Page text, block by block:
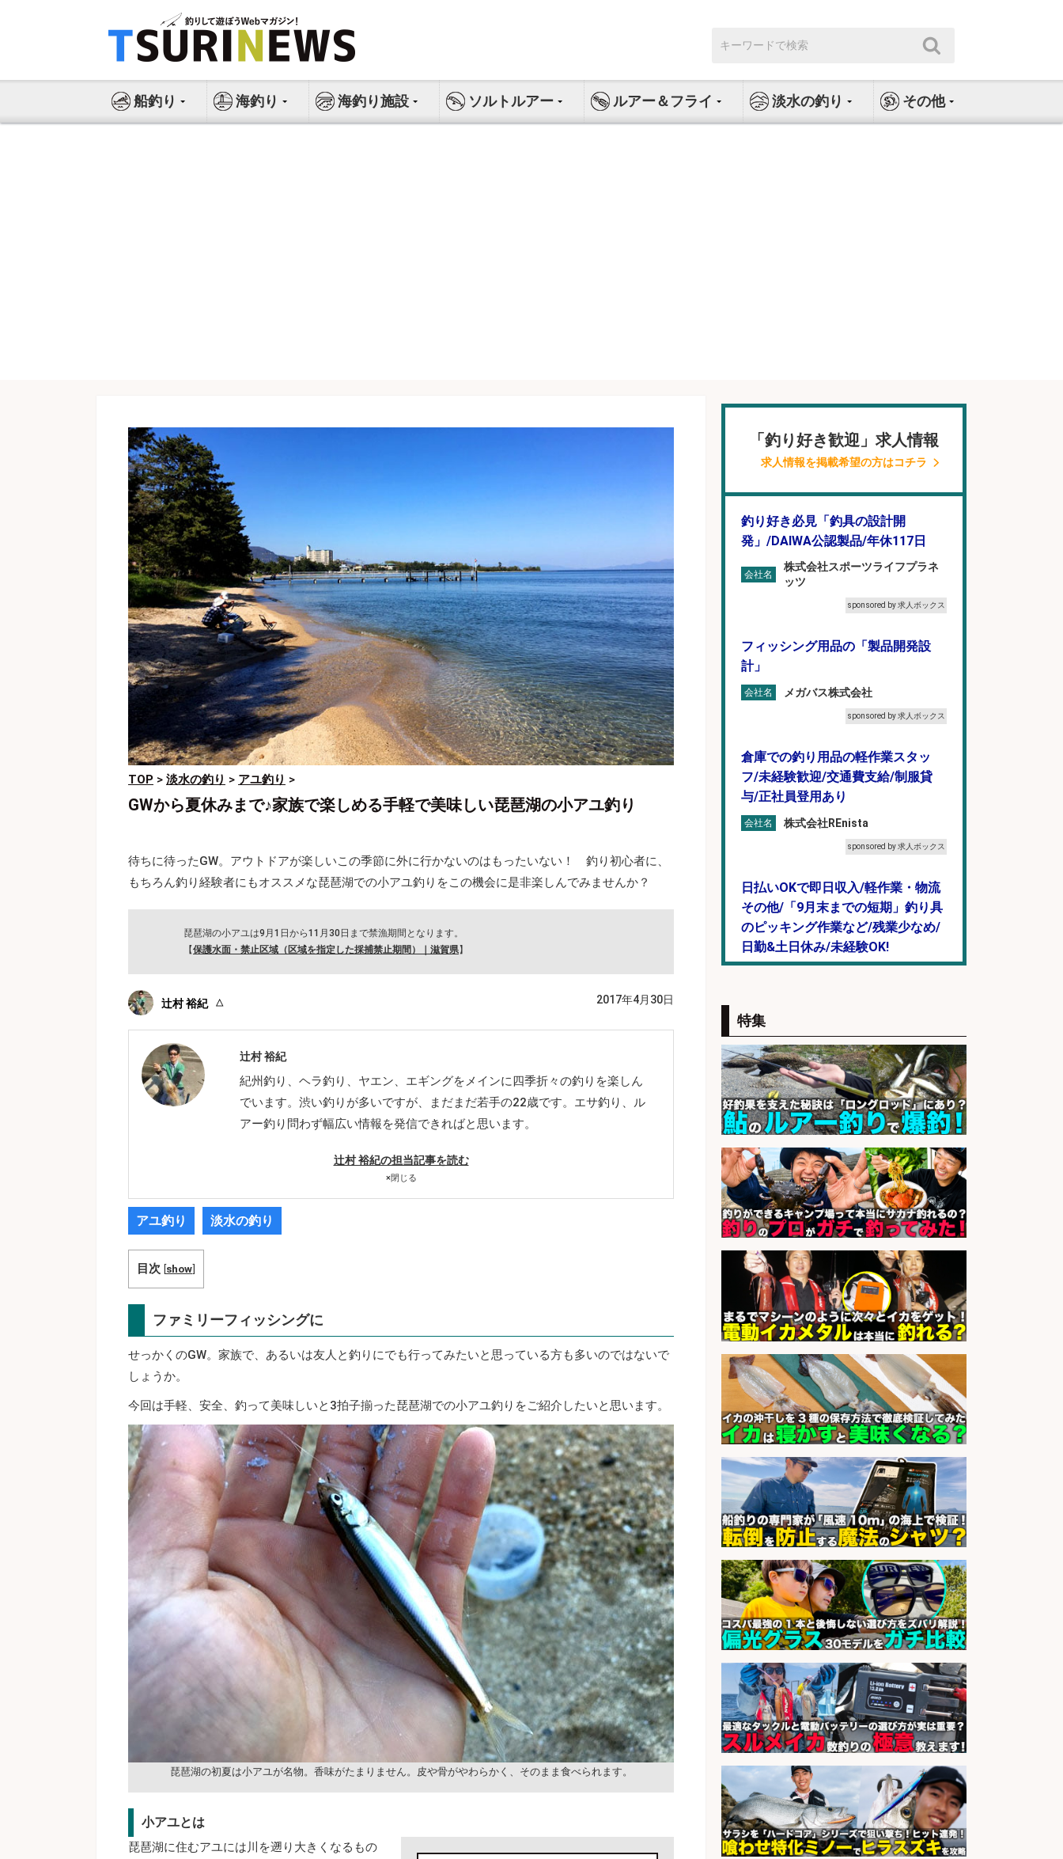
ス
索:
船釣り 海釣り 海釣り施設 ソルトルアー ルアー＆フライ 淡水の釣り その他
TOP > 淡水の釣り > アユ釣り >
GWから夏休みまで♪家族で楽しめる手軽で美味しい琵琶湖の小アユ釣り
待ちに待ったGW。アウトドアが楽しいこの季節に外に行かないのはもったいない！ 釣り初心者に、
もちろん釣り経験者にもオススメな琵琶湖での小アユ釣りをこの機会に是非楽しんでみませんか？
琵琶湖の小アユは9月1日から11月30日まで禁漁期間となります。
【保護水面・禁止区域（区域を指定した採捕禁止期間）｜滋賀県】
辻村 裕紀 2017年4月30日
辻村 裕紀
紀州釣り、ヘラ釣り、ヤエン、エギングをメインに四季折々の釣りを楽しん
でいます。渋い釣りが多いですが、まだまだ若手の22歳です。エサ釣り、ル
アー釣り問わず幅広い情報を発信できればと思います。
辻村 裕紀の担当記事を読む
×閉じる
アユ釣り 淡水の釣り
目次 [show]
ファミリーフィッシングに
せっかくのGW。家族で、あるいは友人と釣りにでも行ってみたいと思っている方も多いのではないで
しょうか。
今回は手軽、安全、釣って美味しいと3拍子揃った琵琶湖での小アユ釣りをご紹介したいと思います。
琵琶湖の初夏は小アユが名物。香味がたまりません。皮や骨がやわらかく、そのまま食べられます。
小アユとは
琵琶湖に住むアユには川を遡り大きくなるもの
「釣り好き歓迎」求人情報
求人情報を掲載希望の方はコチラ
釣り好き必見「釣具の設計開
発」/DAIWA公認製品/年休117日
会社名
株式会社スポーツライフプラネ
ッツ
sponsored by 求人ボックス
フィッシング用品の「製品開発設
計」
会社名 メガバス株式会社
sponsored by 求人ボックス
倉庫での釣り用品の軽作業スタッ
フ/未経験歓迎/交通費支給/制服貸
与/正社員登用あり
会社名 株式会社REnista
sponsored by 求人ボックス
日払いOKで即日収入/軽作業・物流
その他/「9月末までの短期」釣り具
のピッキング作業など/残業少なめ/
日勤&土日休み/未経験OK!
釣り具などの出荷作業～～/工場/製
造
会社名 UTグループ株式会社
sponsored by 求人ボックス
倉庫での釣り用品の軽作業スタッ
フ/未経験歓迎/交通費支給/制服貸
与/正社員登用あり
会社名 株式会社REnista
sponsored by 求人ボックス
福岡「現場監督」/釣り好き歓迎/残
業10時間/経験者歓迎
会社名 広松久水産株式会社
sponsored by 求人ボックス
釣り具のかんたん軽作業/高収入/交
通費支給/制服貸与/正社員登用あり
sponsored by 求人ボックス
釣り具のかんたん軽作業/高収入/交
通費支給/制服貸与/正社員登用あり
会社名 株式会社REnista
sponsored by 求人ボックス
和食, 日本料理・懐石料理/店長・店
長候補/本物を知る大人の隠れ家!魚
の価値を上げ、地域を元気に!店長候
補募集
会社名 酒場あらかぶ 酒場あらかぶ
sponsored by 求人ボックス
さらに求人情報を見る
特集